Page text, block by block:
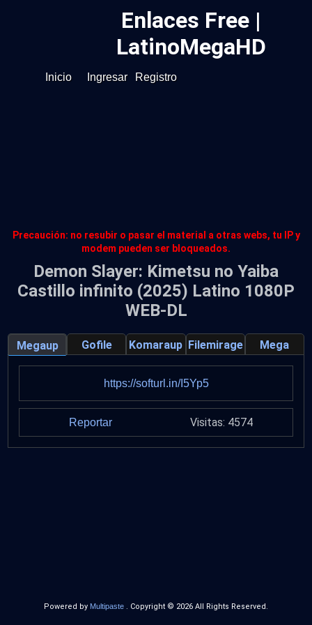
Enlaces Free |
LatinoMegaHD
Inicio Ingresar Registro
Precaución: no resubir o pasar el material a otras webs, tu IP y
modem pueden ser bloqueados.
Demon Slayer: Kimetsu no Yaiba
Castillo infinito (2025) Latino 1080P
WEB-DL
Megaup Gofile Komaraup Filemirage Mega
https://softurl.in/I5Yp5
Reportar Visitas: 4574
Powered by Multipaste . Copyright © 2026 All Rights Reserved.